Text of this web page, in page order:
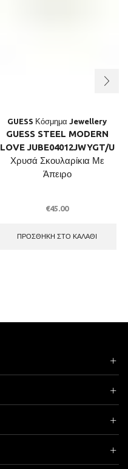
GUESS Κόσμημα Jewellery
GUESS STEEL MODERN
LOVE JUBE04012JWYGT/U
Χρυσά Σκουλαρίκια Με
Άπειρο
€45.00
ΠΡΟΣΘΉΚΗ ΣΤΟ ΚΑΛΆΘΙ